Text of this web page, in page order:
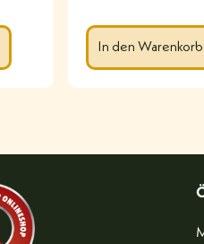
In den Warenkorb